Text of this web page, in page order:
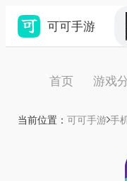
可可手游
首页 游戏
当前位置： 可可手游 手